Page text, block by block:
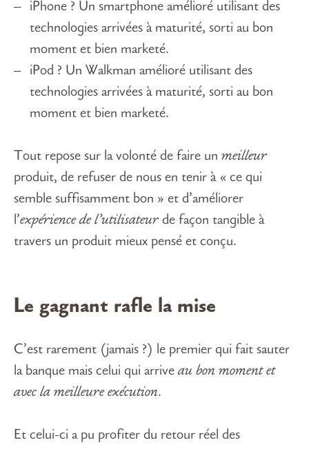
iPhone ? Un smartphone amélioré utilisant des
technologies arrivées à maturité, sorti au bon
moment et bien marketé.
iPod ? Un Walkman amélioré utilisant des
technologies arrivées à maturité, sorti au bon
moment et bien marketé.
Tout repose sur la volonté de faire un meilleur
produit, de refuser de nous en tenir à « ce qui
semble suffisamment bon » et d’améliorer
l’expérience de l’utilisateurde façon tangible à
travers un produit mieux pensé et conçu.
Le gagnant rafle la mise
C’est rarement (jamais ?) le premier qui fait sauter
la banque mais celui qui arriveau bon moment et
avec la meilleure exécution.
Et celui-ci a pu profiter du retour réel des